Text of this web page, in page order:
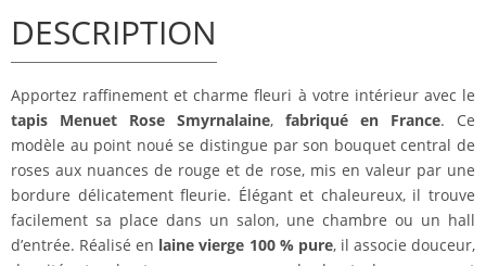
DESCRIPTION
Apportez raffinement et charme fleuri à votre intérieur avec le
tapis Menuet Rose Smyrnalaine, fabriqué en France. Ce
modèle au point noué se distingue par son bouquet central de
roses aux nuances de rouge et de rose, mis en valeur par une
bordure délicatement fleurie. Élégant et chaleureux, il trouve
facilement sa place dans un salon, une chambre ou un hall
d’entrée. Réalisé en laine vierge 100 % pure, il associe douceur,